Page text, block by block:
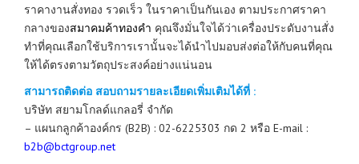
ราคางานสั่งทอง รวดเร็ว ในราคาเป็นกันเอง ตามประกาศราคา
กลางของสมาคมค้าทองคำ คุณจึงมั่นใจได้ว่าเครื่องประดับงานสั่ง
ทำที่คุณเลือกใช้บริการเรานั้นจะได้นำไปมอบส่งต่อให้กับคนที่คุณ
ให้ได้ตรงตามวัตถุประสงค์อย่างแน่นอน
สามารถติดต่อ สอบถามรายละเอียดเพิ่มเติมได้ที่ :
บริษัท สยามโกลด์แกลอรี่ จำกัด
– แผนกลูกค้าองค์กร (B2B) : 02-6225303 กด 2 หรือ E-mail :
b2b@bctgroup.net